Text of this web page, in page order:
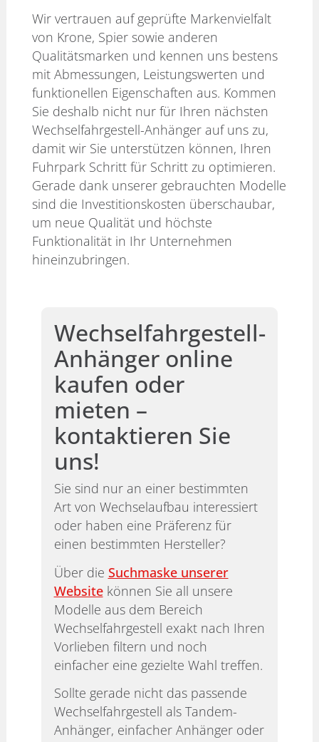
Wir vertrauen auf geprüfte Markenvielfalt
von Krone, Spier sowie anderen
Qualitätsmarken und kennen uns bestens
mit Abmessungen, Leistungswerten und
funktionellen Eigenschaften aus. Kommen
Sie deshalb nicht nur für Ihren nächsten
Wechselfahrgestell-Anhänger auf uns zu,
damit wir Sie unterstützen können, Ihren
Fuhrpark Schritt für Schritt zu optimieren.
Gerade dank unserer gebrauchten Modelle
sind die Investitionskosten überschaubar,
um neue Qualität und höchste
Funktionalität in Ihr Unternehmen
hineinzubringen.
Wechselfahrgestell-
Anhänger online
kaufen oder
mieten –
kontaktieren Sie
uns!
Sie sind nur an einer bestimmten
Art von Wechselaufbau interessiert
oder haben eine Präferenz für
einen bestimmten Hersteller?
Über die Suchmaske unserer
Websitekönnen Sie all unsere
Modelle aus dem Bereich
Wechselfahrgestell exakt nach Ihren
Vorlieben filtern und noch
einfacher eine gezielte Wahl treffen.
Sollte gerade nicht das passende
Wechselfahrgestell als Tandem-
Anhänger, einfacher Anhänger oder